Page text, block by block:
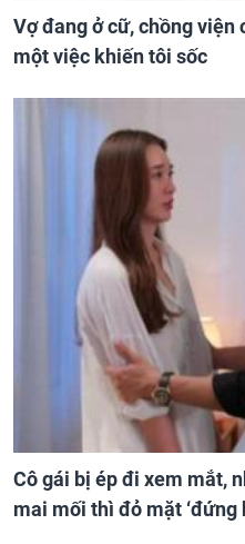
Vợ đang ở cữ, chồng viện
một việc khiến tôi sốc
Cô gái bị ép đi xem mắt,
mai mối thì đỏ mặt ‘đứng